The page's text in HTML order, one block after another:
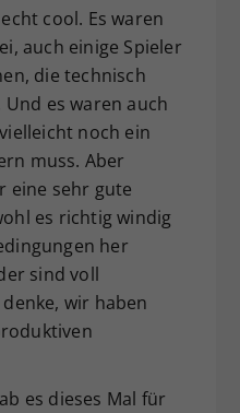
cool. Es waren
auch einige Spieler
die technisch
es waren auch
noch ein
muss. Aber
eine sehr gute
es richtig windig
her
sind voll
wir haben
es dieses Mal für